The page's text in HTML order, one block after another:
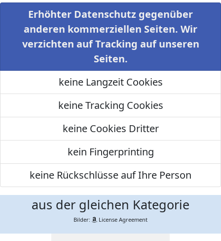
Erhöhter Datenschutz gegenüber
anderen kommerziellen Seiten. Wir
verzichten auf Tracking auf unseren
Seiten.
keine Langzeit Cookies
keine Tracking Cookies
keine Cookies Dritter
kein Fingerprinting
keine Rückschlüsse auf Ihre Person
aus der gleichen Kategorie
Bilder: License Agreement